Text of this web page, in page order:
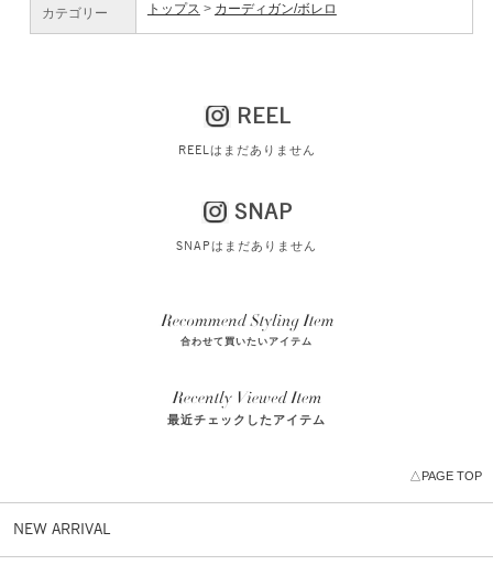
カテゴリー トップス カーディガン/ボレロ
REEL
REELはまだありません
SNAP
SNAPはまだありません
合わせて買いたいアイテム
最近チェックしたアイテム
△PAGE TOP
NEW ARRIVAL